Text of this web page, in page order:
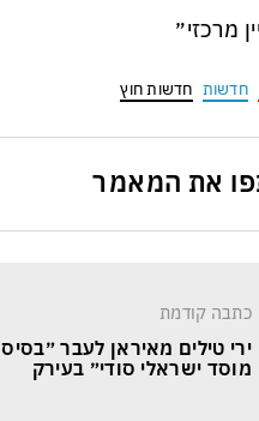
מרכזי״
חדשות חדשות חוץ
את המאמר
כתבה קודמת
ירי טילים מאיראן לעבר ״בסיס
מוסד ישראלי סודי״ בעירק